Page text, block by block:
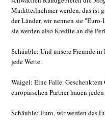
Marktteilnehmer werden, das ist
der Länder, wir nennen sie
sie werden also Kredite an die
Schäuble: Und unsere Freunde
jede Wette.
Waigel: Eine Falle.
europäischen Partner hauen
Schäuble: Euro, wir werden das